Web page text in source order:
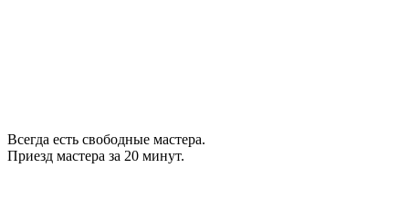
Всегда есть свободные мастера.
Приезд мастера за 20 минут.